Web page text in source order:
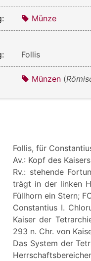
Münze
Follis
Münzen (
Follis, für
Av.: Kopf des
Rv.: stehende
trägt in der linken
Füllhorn ein Stern;
Constantius I.
Kaiser der
293 n. Chr. von
Das System der